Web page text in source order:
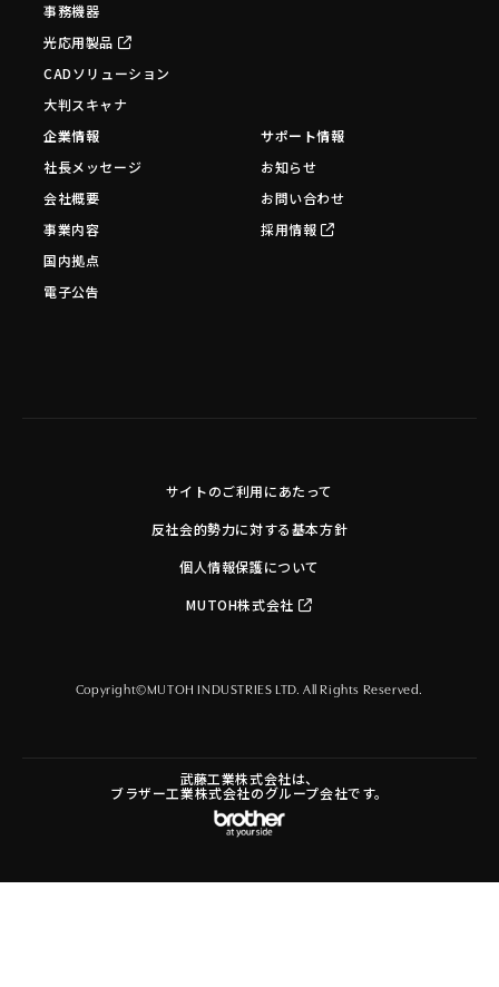
事務機器
光応用製品
CADソリューション
大判スキャナ
企業情報
社長メッセージ
会社概要
事業内容
国内拠点
電子公告
サポート情報
お知らせ
お問い合わせ
採用情報
サイトのご利用にあたって
反社会的勢力に対する基本方針
個人情報保護について
MUTOH株式会社
Copyright©MUTOH INDUSTRIES LTD. All Rights Reserved.
武藤工業株式会社は、
ブラザー工業株式会社のグループ会社です。